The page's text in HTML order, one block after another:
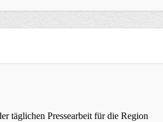
täglichen Pressearbeit für die Region